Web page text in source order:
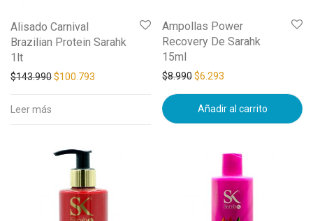
Alisado Carnival
Brazilian Protein Sarahk
1lt
$143.990$100.793
Leer más
Ampollas Power
Recovery De Sarahk
15ml
$8.990$6.293
Añadir al carrito